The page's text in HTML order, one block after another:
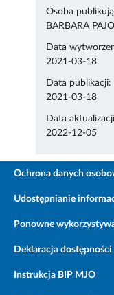
Osoba
BARBARA
Data
2021-03-18
Data publikacji:
2021-03-18
Data
2022-12-05
Ochrona danych
Udostępnianie
Ponowne
Deklaracja dostępności
Instrukcja BIP MJO